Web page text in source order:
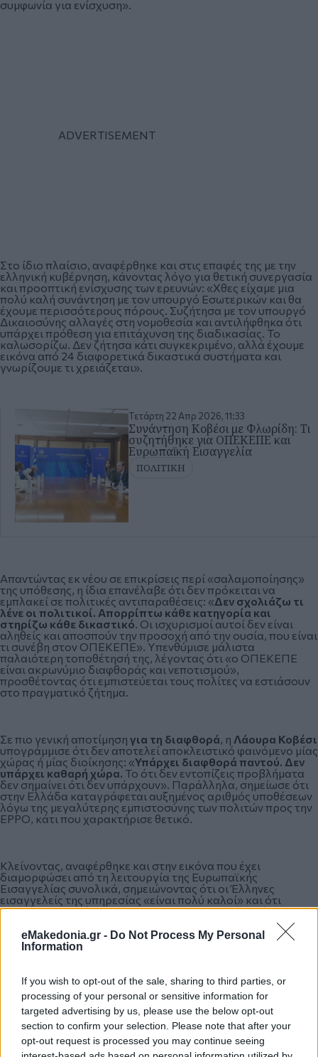
eMakedonia.gr - Do Not Process My Personal
Information
If you wish to opt-out of the sale, sharing to third parties, or
processing of your personal or sensitive information for
targeted advertising by us, please use the below opt-out
section to confirm your selection. Please note that after your
opt-out request is processed you may continue seeing
συμφωνία για ενίσχυση».
Στο ίδιο πλαίσιο, αναφέρθηκε και στις επαφές της με την
ελληνική κυβέρνηση, κάνοντας λόγο για θετική συνεργασία
και προοπτική ενίσχυσης των ερευνών: «Χθες είχαμε μια
πολύ καλή συνάντηση με τον υπουργό Εσωτερικών και θα
έχουμε περισσότερους πόρους. Συζήτησα με τον υπουργό
Δικαιοσύνης αλλαγές στη νομοθεσία και αντιλήφθηκα ότι
υπάρχει πρόθεση για επιτάχυνση της διαδικασίας. Το
καλωσορίζω. Δεν ζήτησα κάτι συγκεκριμένο, αλλά έχουμε
εικόνα από 24 διαφορετικά δικαστικά συστήματα και
γνωρίζουμε τι χρειάζεται».
Τετάρτη 22 Απρ 2026, 11:33
Συνάντηση Κοβέσι με Φλωρίδη: Τι
συζητήθηκε για ΟΠΕΚΕΠΕ και
Ευρωπαϊκή Εισαγγελία
ΠΟΛΙΤΙΚΗ
Απαντώντας εκ νέου σε επικρίσεις περί «σαλαμοποίησης»
της υπόθεσης, η ίδια επανέλαβε ότι δεν πρόκειται να
εμπλακεί σε πολιτικές αντιπαραθέσεις: «Δεν σχολιάζω τι
λένε οι πολιτικοί. Απορρίπτω κάθε κατηγορία και
στηρίζω κάθε δικαστικό. Οι ισχυρισμοί αυτοί δεν είναι
αληθείς και αποσπούν την προσοχή από την ουσία, που είναι
τι συνέβη στον ΟΠΕΚΕΠΕ». Υπενθύμισε μάλιστα
παλαιότερη τοποθέτησή της, λέγοντας ότι «ο ΟΠΕΚΕΠΕ
είναι ακρωνύμιο διαφθοράς και νεποτισμού»,
προσθέτοντας ότι εμπιστεύεται τους πολίτες να εστιάσουν
στο πραγματικό ζήτημα.
Σε πιο γενική αποτίμηση για τη διαφθορά, η Λάουρα Κοβέσι
υπογράμμισε ότι δεν αποτελεί αποκλειστικό φαινόμενο μίας
χώρας ή μίας διοίκησης: «Υπάρχει διαφθορά παντού. Δεν
υπάρχει καθαρή χώρα. Το ότι δεν εντοπίζεις προβλήματα
δεν σημαίνει ότι δεν υπάρχουν». Παράλληλα, σημείωσε ότι
στην Ελλάδα καταγράφεται αυξημένος αριθμός υποθέσεων
λόγω της μεγαλύτερης εμπιστοσύνης των πολιτών προς την
EPPO, κάτι που χαρακτήρισε θετικό.
Κλείνοντας, αναφέρθηκε και στην εικόνα που έχει
διαμορφώσει από τη λειτουργία της Ευρωπαϊκής
Εισαγγελίας συνολικά, σημειώνοντας ότι οι Έλληνες
εισαγγελείς της υπηρεσίας «είναι πολύ καλοί» και ότι
θαυμάζει «το θάρρος και την αποφασιστικότητά τους».
Τόνισε επίσης ότι η εικόνα περί «τοπικών συνηθειών» στη
διαχείριση υποθέσεων δεν μπορεί να δικαιολογεί φαινόμενα
αδιαφάνειας.
Υπενθυμίζεται ότι η Λάουρα Κοβέσιείχε διαδοχικές
συναντήσεις με τους υπουργούςΓιώργο Φλωρίδη,
ΧρυσοχοΐδηκαιΚυριάκο Πιερρακάκη, στο πλαίσιο της
ενίσχυσης της συνεργασίας μεταξύ ελληνικών αρχών και
Ευρωπαϊκής Εισαγγελίαςγια την πρόοδο των ερευνών.